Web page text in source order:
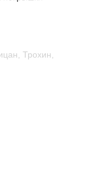
Трохин